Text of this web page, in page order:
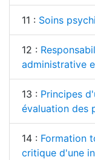
11 : Soins
12 :
administrative
13 : Principes
évaluation des
14 : Formation
critique d'une